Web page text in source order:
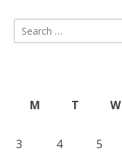
Search
for:
M
T W
3
4 5